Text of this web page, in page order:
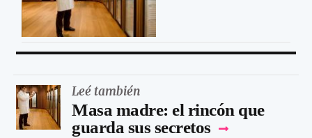
Leé también
Masa madre: el rincón que
guarda sus secretos